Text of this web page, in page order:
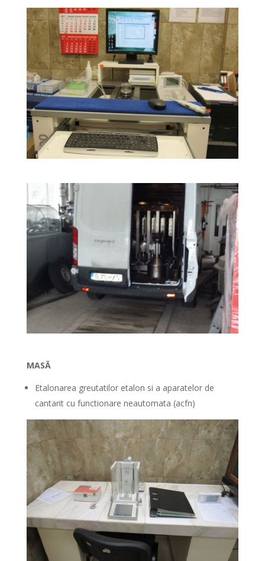
MASĂ
Etalonarea greutatilor etalon si a aparatelor de
cantarit cu functionare neautomata (acfn)